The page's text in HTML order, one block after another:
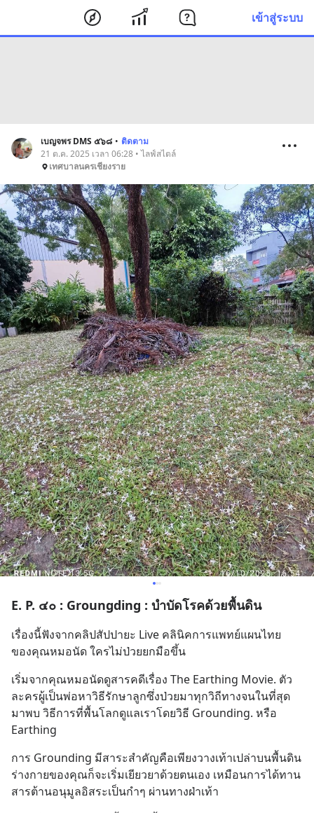
เข้าสู่ระบบ
เบญจพร DMS ๕๖๘ • ติดตาม
21 ต.ค. 2025 เวลา 06:28 • ไลฟ์สไตล์
เทศบาลนครเชียงราย
E. P. ๔๐ : Groungding : บำบัดโรคด้วยพื้นดิน
เรื่องนี้ฟังจากคลิปสัปปายะ Live คลินิคการแพทย์แผนไทย
ของคุณหมอนัด ใครไม่ป่วยยกมือขึ้น
เริ่มจากคุณหมอนัดดูสารคดีเรื่อง The Earthing Movie. ตัว
ละครผู้เป็นพ่อหาวิธีรักษาลูกซึ่งป่วยมาทุกวิถีทางจนในที่สุด
มาพบ วิธีการที่พื้นโลกดูแลเราโดยวิธี Grounding. หรือ
Earthing
การ Grounding มีสาระสำคัญคือเพียงวางเท้าเปล่าบนพื้นดิน
ร่างกายของคุณก็จะเริ่มเยียวยาด้วยตนเอง เหมือนการได้ทาน
สารต้านอนุมูลอิสระเป็นกำๆ ผ่านทางฝ่าเท้า